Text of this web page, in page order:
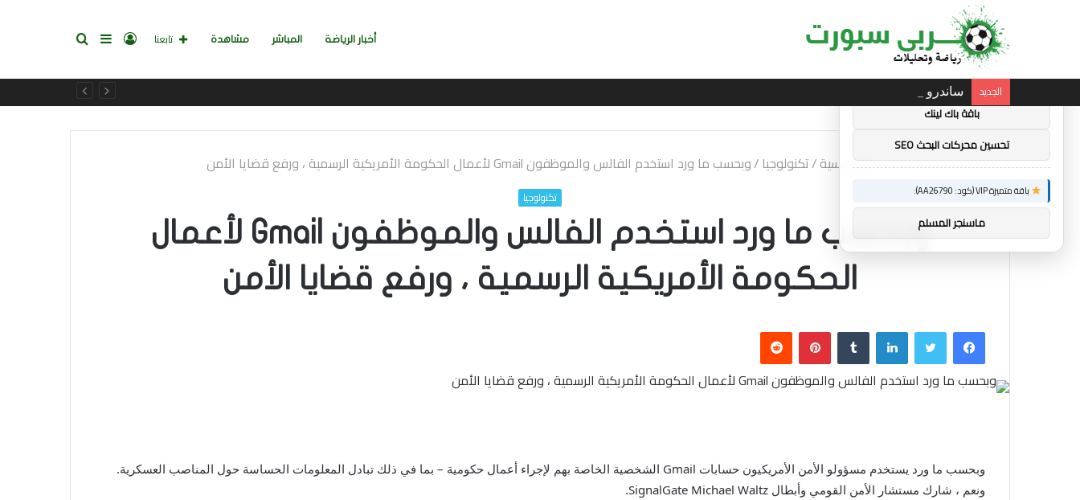
أخبار الرياضة المباشر مشاهدة بحثإضافةتسجيل تابعنا
الجديد ساندرو تونالي: أقنعه مدرب توتنهام روبرتو دي زيربي بسرعة بالتوقيع
الرئيسية/تكنولوجيا /وبحسب ما ورد استخدم الفالس والموظفون Gmail لأعمال الحكومة الأمريكية الرسمية ، ورفع قضايا الأمن
تكنولوجيا
وبحسب ما ورد استخدم الفالس والموظفون Gmail لأعمال
الحكومة الأمريكية الرسمية ، ورفع قضايا الأمن
فيسبوكتويتر لينكدإن بينتيريست
وبحسب ما ورد يستخدم مسؤولو الأمن الأمريكيون حسابات Gmail الشخصية الخاصة بهم لإجراء أعمال حكومية – بما في ذلك تبادل المعلومات الحساسة حول المناصب العسكرية.
ونعم ، شارك مستشار الأمن القومي وأبطال SignalGate Michael Waltz.
توصيات : ×
باقة متميزة VIP (كود: AA11138):
باقة باك لينك
تحسين محركات البحث SEO
باقة متميزة VIP (كود: AA26790):
ماسنجر المسلم